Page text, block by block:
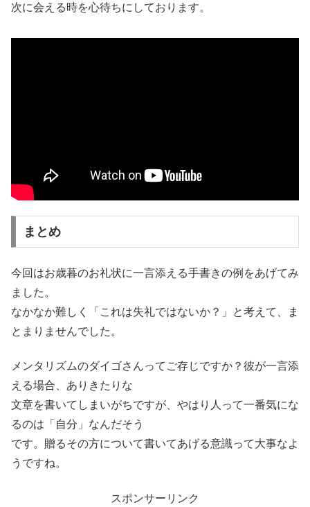
次に会える時を心待ちにしております。
まとめ
今回はお歳暮のお礼状に一言添える手書きの例をあげてみ
ました。
なかなか難しく「これは失礼ではないか？」と考えて、ま
とまりませんでした。
メンタリズムのダイゴさんってご存じですか？彼が一言添
える場合、ありきたりな
文章を書いてしまいがちですが、やはり人って一番気にな
るのは「自分」なんだそう
です。贈るその方について書いてあげる意識って大事なよ
うですね。
スポンサーリンク